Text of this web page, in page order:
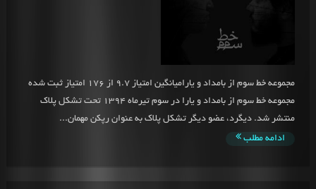
مجموعه خط سوم از بامداد و یارامیانگین امتیاز 9.7 از 176 امتیاز ثبت شده
مجموعه خط سوم از بامداد و یارا در سوم تیرماه 1394 تحت تشکل پلاک
منتشر شد. دیگرد، عضو دیگر تشکل پلاک به عنوان رپکن مهمان...
ادامه مطلب